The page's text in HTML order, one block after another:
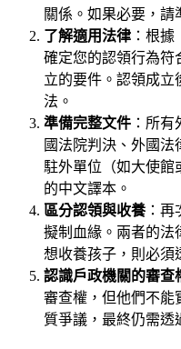
關係。如果必要，請
了解適用法律 ：根
確定您的認領行為符
立的要件。認領成立
法。
準備完整文件 ：所
國法院判決、外國
駐外單位（如大使館
的中文譯本。
區分認領與收養 ：
擬制血緣。兩者的法
想收養孩子，則必須
認識戶政機關的審查
審查權，但他們不能
質爭議，最終仍需透